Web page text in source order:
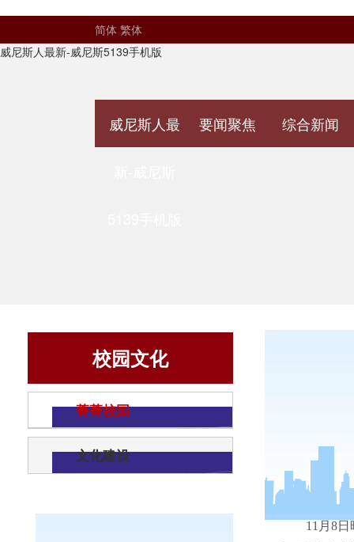
简体 繁体
威尼斯人最新-威尼斯5139手机版
威尼斯人最 要闻聚焦 综合新闻
校园文化
菁菁校园
文化建设
11 月 8